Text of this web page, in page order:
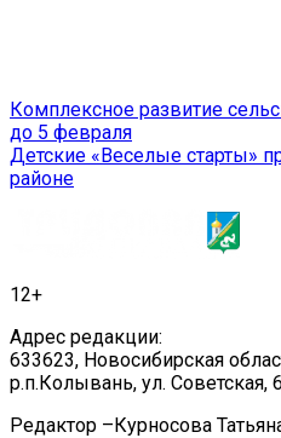
Навигация
по
записям
Комплексное развитие
до 5 февраля
Детские «Веселые старты»
районе
12+
Адрес редакции:
633623, Новосибирская
р.п.Колывань, ул. Советская,
Редактор –Курносова